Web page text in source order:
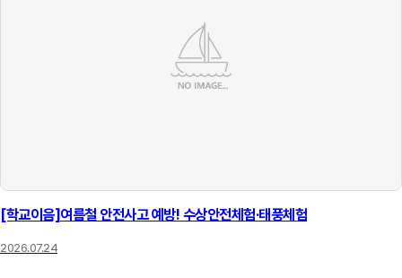
[학교이음]여름철 안전사고 예방! 수상안전체험·태풍체험
2026.07.24